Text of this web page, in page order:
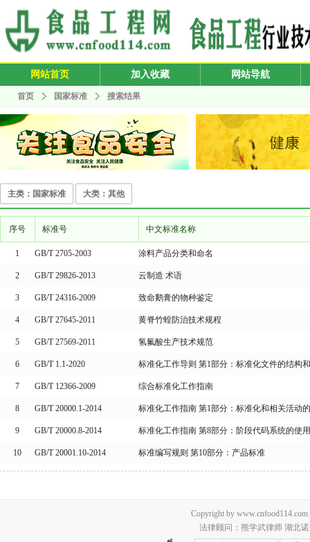
网站首页 加入收藏 网站导航
首页 国家标准 搜索结果
主类：国家标准 大类：其他
序号 标准号 中文标准名称
1 GB/T 2705-2003 涂料产品分类和命名
2 GB/T 29826-2013 云制造 术语
3 GB/T 24316-2009 致命鹅膏的物种鉴定
4 GB/T 27645-2011 黄脊竹蝗防治技术规程
5 GB/T 27569-2011 氢氟酸生产技术规范
6 GB/T 1.1-2020 标准化工作导则 第1部分：标准化文件的结构
7 GB/T 12366-2009 综合标准化工作指南
8 GB/T 20000.1-2014 标准化工作指南 第1部分：标准化和相关活动
9 GB/T 20000.8-2014 标准化工作指南 第8部分：阶段代码系统的使
10 GB/T 20001.10-2014 标准编写规则 第10部分：产品标准
Copyright by
法律顾问：熊学武律师 湖北